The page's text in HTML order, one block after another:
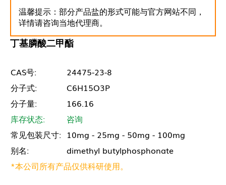
温馨提示：部分产品盐的形式可能与官方网站不同，
详情请咨询当地代理商。
丁基膦酸二甲酯
CAS号:
24475-23-8
分子式:
C6H15O3P
分子量:
166.16
库存状态:
咨询
常见包装尺寸: 10mg - 25mg - 50mg - 100mg
别名:
dimethyl butylphosphonate
*本公司所有产品仅供科研使用。